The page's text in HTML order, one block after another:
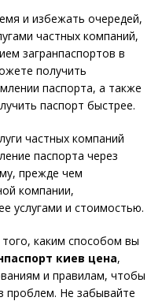
и избежать очередей,
частных компаний,
загранпаспортов в
получить
паспорта, а также
паспорт быстрее.
частных компаний
паспорта через
прежде чем
компании,
услугами и стоимостью.
каким способом вы
киев цена,
и правилам, чтобы
проблем. Не забывайте